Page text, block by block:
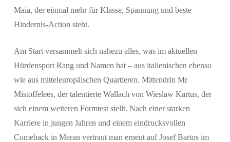
Maia, der einmal mehr für Klasse, Spannung und beste
Hindernis-Action steht.
Am Start versammelt sich nahezu alles, was im aktuellen
Hürdensport Rang und Namen hat – aus italienischen ebenso
wie aus mitteleuropäischen Quartieren. Mittendrin Mr
Mistoffelees, der talentierte Wallach von Wieslaw Kartus, der
sich einem weiteren Formtest stellt. Nach einer starken
Karriere in jungen Jahren und einem eindrucksvollen
Comeback in Meran vertraut man erneut auf Josef Bartos im